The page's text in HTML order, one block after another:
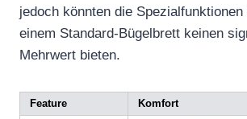
jedoch könnten die
einem Standard-Bügelbrett keinen
Mehrwert bieten.
Feature
Komfort